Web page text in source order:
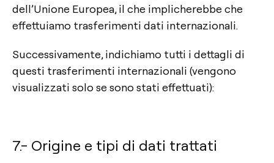
dell’Unione Europea, il che implicherebbe che
effettuiamo trasferimenti dati internazionali.
Successivamente, indichiamo tutti i dettagli di
questi trasferimenti internazionali (vengono
visualizzati solo se sono stati effettuati):
7.- Origine e tipi di dati trattati